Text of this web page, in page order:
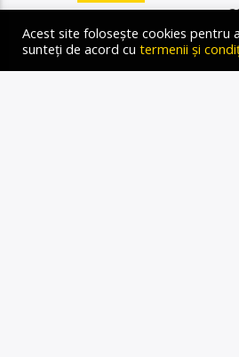
Acest site folosește cookies pentru
sunteți de acord cu termenii și